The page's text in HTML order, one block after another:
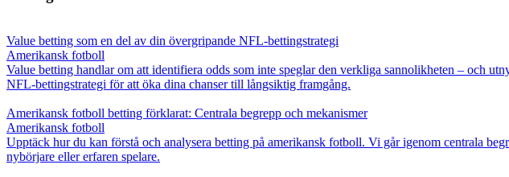
Value betting som en del av din övergripande NFL-bettingstrategi
Amerikansk fotboll
Value betting handlar om att identifiera odds som inte speglar den verkliga sannolikheten – och
NFL-bettingstrategi för att öka dina chanser till långsiktig framgång.
Amerikansk fotboll betting förklarat: Centrala begrepp och mekanismer
Amerikansk fotboll
Upptäck hur du kan förstå och analysera betting på amerikansk fotboll. Vi går igenom centrala
nybörjare eller erfaren spelare.